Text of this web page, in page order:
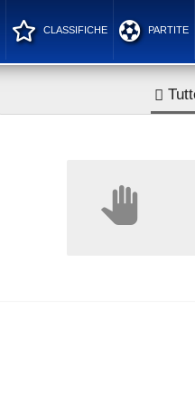
CLASSIFICHE PARTITE